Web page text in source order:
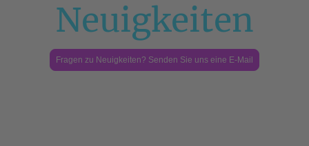
Neuigkeiten
Fragen zu Neuigkeiten? Senden Sie uns eine E-Mail